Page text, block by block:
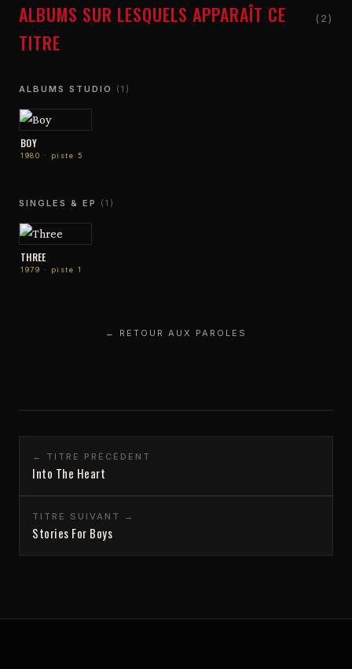
ALBUMS SUR LESQUELS APPARAÎT CE
TITRE
(2)
ALBUMS STUDIO (1)
BOY
1980 · piste 5
SINGLES & EP (1)
THREE
1979 · piste 1
← RETOUR AUX PAROLES
← TITRE PRÉCÉDENT
Into The Heart
TITRE SUIVANT →
Stories For Boys